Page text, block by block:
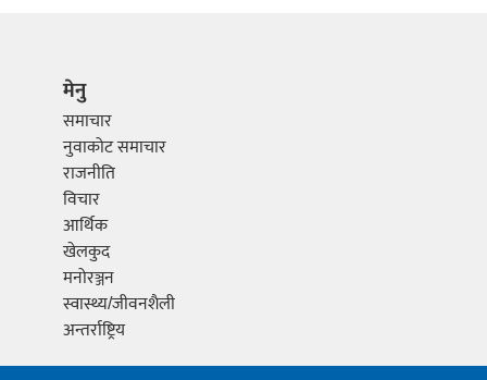
मेनु
समाचार
नुवाकोट समाचार
राजनीति
विचार
आर्थिक
खेलकुद
मनोरञ्जन
स्वास्थ्य/जीवनशैली
अन्तर्राष्ट्रिय